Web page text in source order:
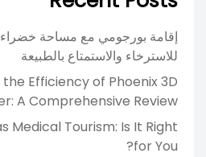
إقامة بورجومي مع مساحة خضراء:
للاسترخاء والاستمتاع بالطبيعة
the Efficiency of Phoenix 3D
A Comprehensive Review
Medical Tourism: Is It Right
for You?